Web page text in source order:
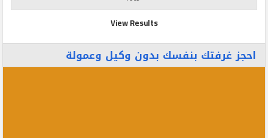
View Results
احجز غرفتك بنفسك بدون وكيل وعمولة